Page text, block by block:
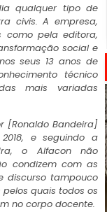
qualquer tipo de
civis. A empresa,
pela editora,
social e
seus 13 anos de
técnico
mais variadas
[Ronaldo Bandeira]
e seguindo a
o Alfacon não
condizem com as
discurso tampouco
quais todos os
no corpo docente.